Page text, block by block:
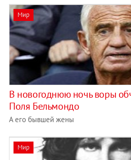
Мир
В новогоднюю ночь воры
Поля Бельмондо
А его бывшей жены
Мир